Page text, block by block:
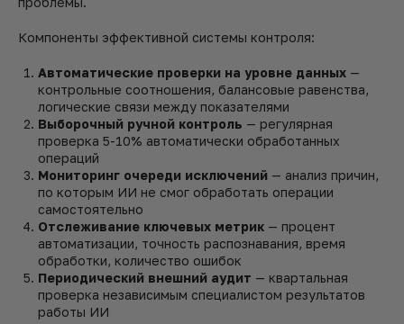
Компоненты эффективной системы контроля:
Автоматические проверки на уровне данных —
контрольные соотношения, балансовые равенства,
логические связи между показателями
Выборочный ручной контроль — регулярная
проверка 5-10% автоматически обработанных
операций
Мониторинг очереди исключений — анализ причин,
по которым ИИ не смог обработать операции
самостоятельно
Отслеживание ключевых метрик — процент
автоматизации, точность распознавания, время
обработки, количество ошибок
Периодический внешний аудит — квартальная
проверка независимым специалистом результатов
работы ИИ